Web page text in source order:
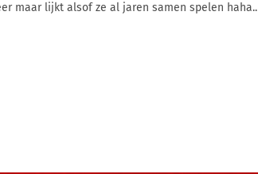
maar lijkt alsof ze al jaren samen spelen haha..